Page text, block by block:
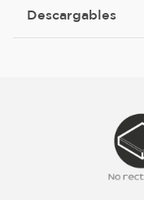
Descargables